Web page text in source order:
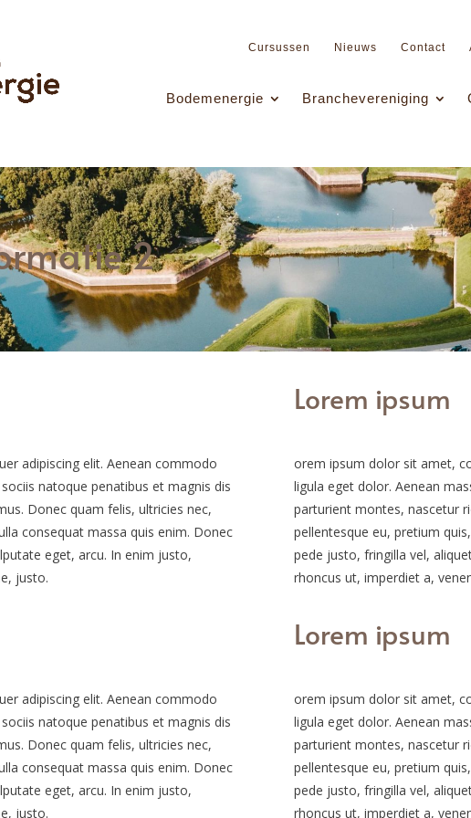
Cursussen Nieuws Contact
Bodemenergie Branchevereniging
2
adipiscing elit. Aenean commodo
natoque penatibus et magnis dis
Donec quam felis, ultricies nec,
consequat massa quis enim. Donec
eget, arcu. In enim justo,
justo.
adipiscing elit. Aenean commodo
natoque penatibus et magnis dis
Donec quam felis, ultricies nec,
consequat massa quis enim. Donec
eget, arcu. In enim justo,
justo.
Lorem ipsum
orem ipsum dolor sit amet,
ligula eget dolor. Aenean
parturient montes, nascetur
pellentesque eu, pretium
pede justo, fringilla vel,
rhoncus ut, imperdiet a,
Lorem ipsum
orem ipsum dolor sit amet,
ligula eget dolor. Aenean
parturient montes, nascetur
pellentesque eu, pretium
pede justo, fringilla vel,
rhoncus ut, imperdiet a,